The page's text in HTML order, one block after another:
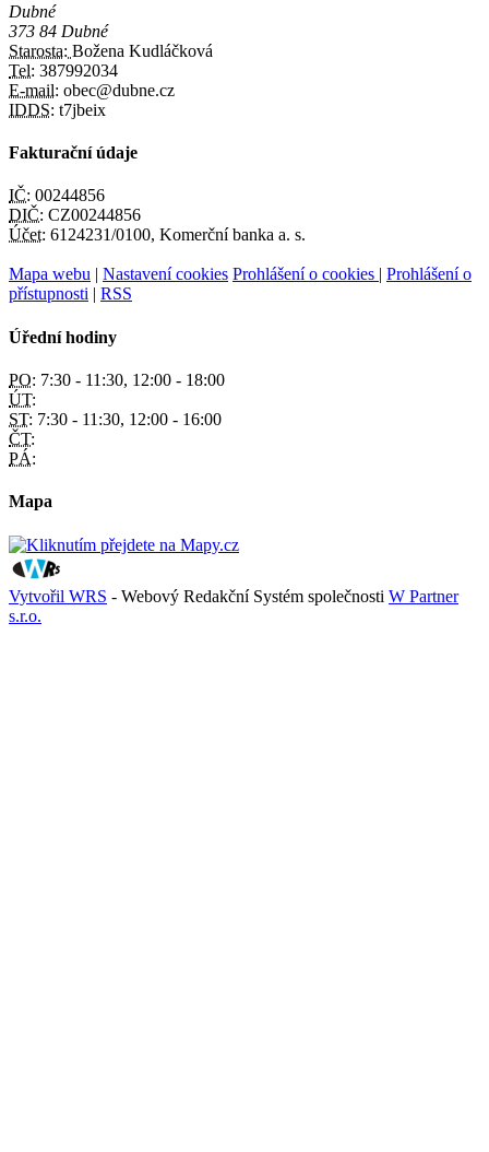
Dubné
373 84 Dubné
Starosta: Božena Kudláčková
Tel: 387992034
E-mail: obec@dubne.cz
IDDS: t7jbeix
Fakturační údaje
IČ: 00244856
DIČ: CZ00244856
Účet: 6124231/0100, Komerční banka a. s.
Mapa webu Nastavení cookies Prohlášení o cookies
Prohlášení o
přístupnosti
RSS
Úřední hodiny
PO: 7:30 - 11:30, 12:00 - 18:00
ÚT:
ST: 7:30 - 11:30, 12:00 - 16:00
ČT:
PÁ:
Mapa
Vytvořil WRS - Webový Redakční Systém společnosti W Partner
s.r.o.